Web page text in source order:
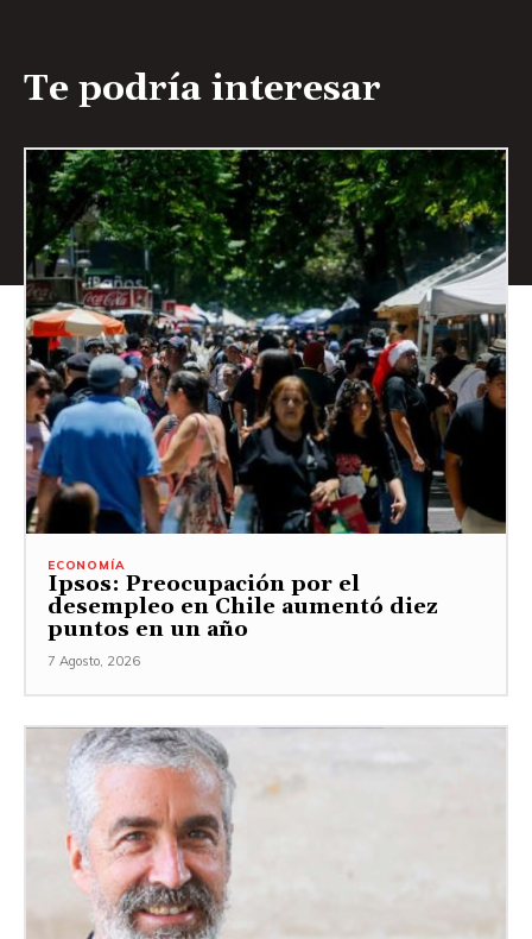
Te podría interesar
ECONOMÍA
Ipsos: Preocupación por el
desempleo en Chile aumentó diez
puntos en un año
7 Agosto, 2026